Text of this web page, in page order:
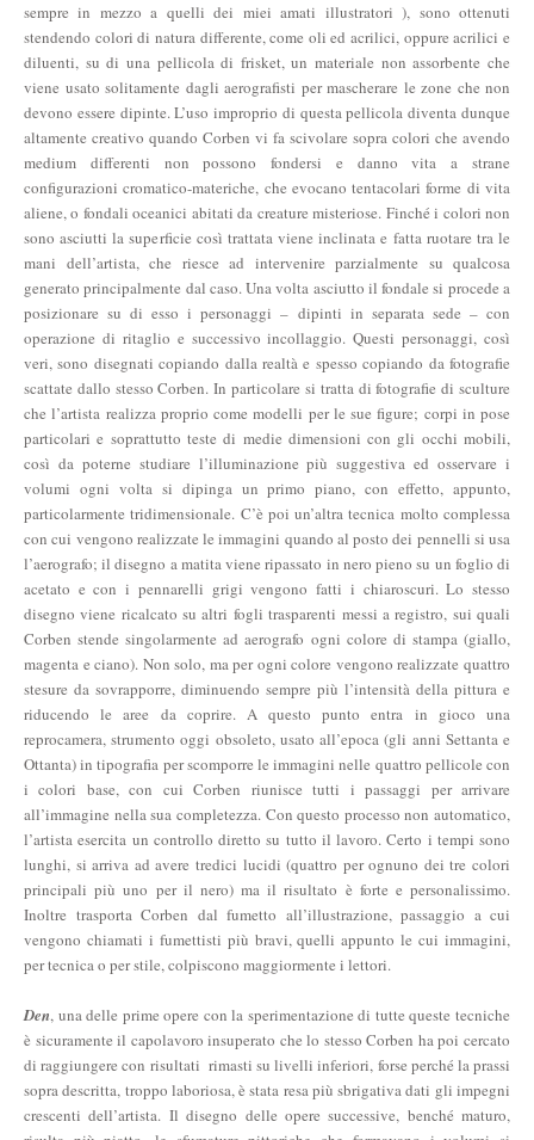
sempre in mezzo a quelli dei miei amati illustratori ), sono ottenuti
stendendo colori di natura differente, come oli ed acrilici, oppure acrilici e
diluenti, su di una pellicola di frisket, un materiale non assorbente che
viene usato solitamente dagli aerografisti per mascherare le zone che non
devono essere dipinte. L’uso improprio di questa pellicola diventa dunque
altamente creativo quando Corben vi fa scivolare sopra colori che avendo
medium differenti non possono fondersi e danno vita a strane
configurazioni cromatico-materiche, che evocano tentacolari forme di vita
aliene, o fondali oceanici abitati da creature misteriose. Finché i colori non
sono asciutti la superficie così trattata viene inclinata e fatta ruotare tra le
mani dell’artista, che riesce ad intervenire parzialmente su qualcosa
generato principalmente dal caso. Una volta asciutto il fondale si procede a
posizionare su di esso i personaggi – dipinti in separata sede – con
operazione di ritaglio e successivo incollaggio. Questi personaggi, così
veri, sono disegnati copiando dalla realtà e spesso copiando da fotografie
scattate dallo stesso Corben. In particolare si tratta di fotografie di sculture
che l’artista realizza proprio come modelli per le sue figure; corpi in pose
particolari e soprattutto teste di medie dimensioni con gli occhi mobili,
così da poterne studiare l’illuminazione più suggestiva ed osservare i
volumi ogni volta si dipinga un primo piano, con effetto, appunto,
particolarmente tridimensionale. C’è poi un’altra tecnica molto complessa
con cui vengono realizzate le immagini quando al posto dei pennelli si usa
l’aerografo; il disegno a matita viene ripassato in nero pieno su un foglio di
acetato e con i pennarelli grigi vengono fatti i chiaroscuri. Lo stesso
disegno viene ricalcato su altri fogli trasparenti messi a registro, sui quali
Corben stende singolarmente ad aerografo ogni colore di stampa (giallo,
magenta e ciano). Non solo, ma per ogni colore vengono realizzate quattro
stesure da sovrapporre, diminuendo sempre più l’intensità della pittura e
riducendo le aree da coprire. A questo punto entra in gioco una
reprocamera, strumento oggi obsoleto, usato all’epoca (gli anni Settanta e
Ottanta) in tipografia per scomporre le immagini nelle quattro pellicole con
i colori base, con cui Corben riunisce tutti i passaggi per arrivare
all’immagine nella sua completezza. Con questo processo non automatico,
l’artista esercita un controllo diretto su tutto il lavoro. Certo i tempi sono
lunghi, si arriva ad avere tredici lucidi (quattro per ognuno dei tre colori
principali più uno per il nero) ma il risultato è forte e personalissimo.
Inoltre trasporta Corben dal fumetto all’illustrazione, passaggio a cui
vengono chiamati i fumettisti più bravi, quelli appunto le cui immagini,
per tecnica o per stile, colpiscono maggiormente i lettori.
Den, una delle prime opere con la sperimentazione di tutte queste tecniche
è sicuramente il capolavoro insuperato che lo stesso Corben ha poi cercato
di raggiungere con risultati rimasti su livelli inferiori, forse perché la prassi
sopra descritta, troppo laboriosa, è stata resa più sbrigativa dati gli impegni
crescenti dell’artista. Il disegno delle opere successive, benché maturo,